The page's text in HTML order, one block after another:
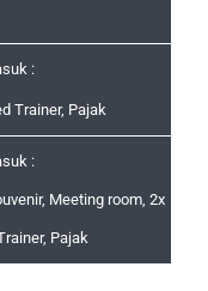
:
Trainer, Pajak
:
Meeting room, 2x
Pajak